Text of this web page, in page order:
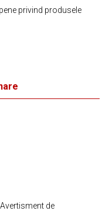
privind produsele
Avertisment de